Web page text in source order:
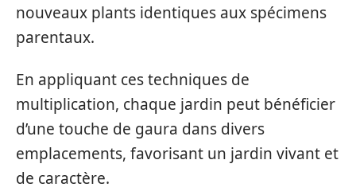
nouveaux plants identiques aux spécimens
parentaux.
En appliquant ces techniques de
multiplication, chaque jardin peut bénéficier
d’une touche de gaura dans divers
emplacements, favorisant un jardin vivant et
de caractère.